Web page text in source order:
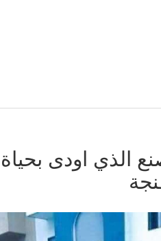
الذي اودى بحياة